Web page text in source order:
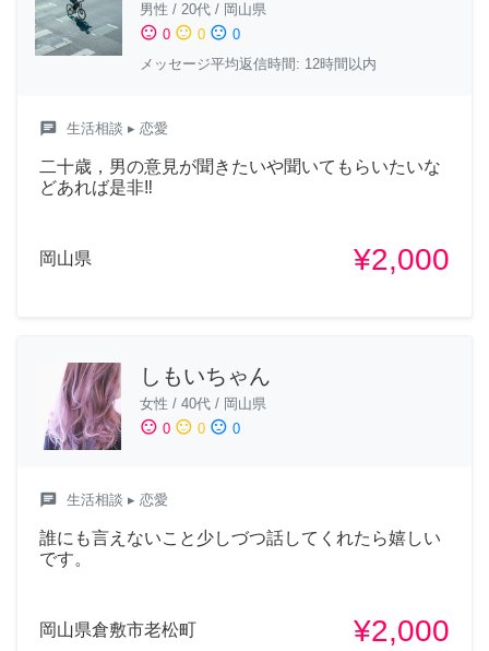
男性 / 20代 / 岡山県
sentiment_satisfied 0 sentiment_neutral 0 sentiment_dissatisfied 0
メッセージ平均返信時間: 12時間以内
chat 生活相談 ▸ 恋愛
二十歳，男の意見が聞きたいや聞いてもらいたいな
どあれば是非‼︎
岡山県 ¥2,000
しもいちゃん
女性 / 40代 / 岡山県
sentiment_satisfied 0 sentiment_neutral 0 sentiment_dissatisfied 0
chat 生活相談 ▸ 恋愛
誰にも言えないこと少しづつ話してくれたら嬉しい
です。
岡山県倉敷市老松町 ¥2,000